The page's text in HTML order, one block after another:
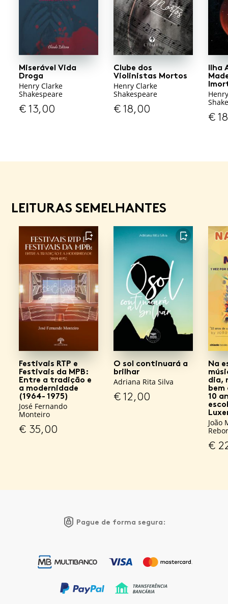
Miserável Vida
Droga
Henry Clarke
Shakespeare
€13,00
Clube dos
Violinistas Mortos
Henry Clarke
Shakespeare
€18,00
Ilha
€
LEITURAS SEMELHANTES
FAVORITO
Festivais RTP e
Festivais da MPB:
Entre a tradição e
a modernidade
(1964- 1975)
José Fernando
Monteiro
€ 35,00
FAVORITO
O sol continuará a
brilhar
Adriana Rita Silva
€12,00
Na
dia,
10
João
€
Pague de forma segura: